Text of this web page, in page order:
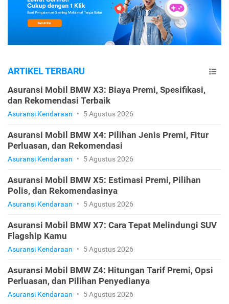
ARTIKEL TERBARU
Asuransi Mobil BMW X3: Biaya Premi, Spesifikasi,
dan Rekomendasi Terbaik
Asuransi Kendaraan • 5 Agustus 2026
Asuransi Mobil BMW X4: Pilihan Jenis Premi, Fitur
Perluasan, dan Rekomendasi
Asuransi Kendaraan • 5 Agustus 2026
Asuransi Mobil BMW X5: Estimasi Premi, Pilihan
Polis, dan Rekomendasinya
Asuransi Kendaraan • 5 Agustus 2026
Asuransi Mobil BMW X7: Cara Tepat Melindungi SUV
Flagship Kamu
Asuransi Kendaraan • 5 Agustus 2026
Asuransi Mobil BMW Z4: Hitungan Tarif Premi, Opsi
Perluasan, dan Pilihan Penyedianya
Asuransi Kendaraan • 5 Agustus 2026